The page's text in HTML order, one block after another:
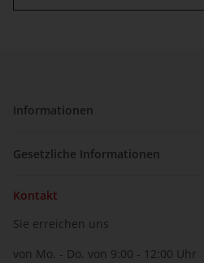
Informationen
Gesetzliche Informationen
Kontakt
Sie erreichen uns
von Mo. - Do. von 9:00 - 12:00 Uhr